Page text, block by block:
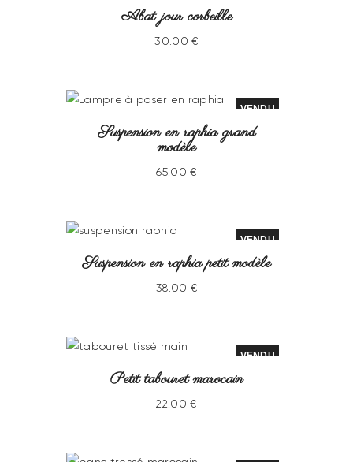
Abat jour corbeille
30.00 €
VENDU
Suspension en raphia grand
modèle
65.00 €
VENDU
Suspension en raphia petit modèle
38.00 €
VENDU
Petit tabouret marocain
22.00 €